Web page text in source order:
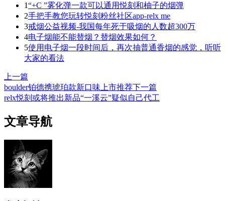
1“+C ”雾化弹一款可以通用悦刻和柚子的烟弹
2手把手教您玩转悦刻粉丝社区app-relx me
3戒烟公益视频-我国每年死于吸烟的人数超300万
4电子烟能不能替烟？替烟效果如何？
5使用电子烟一段时间后，再次抽普通香烟的感觉，听听
大家的看法
上一篇
boulder铂德携琥珀款新口味上市推荐下一篇
relx悦刻或将推出新品“一溪云”疑似自己代工
文章导航